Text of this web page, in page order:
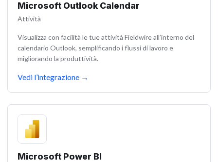
Microsoft Outlook Calendar
Attività
Visualizza con facilità le tue attività Fieldwire all’interno del
calendario Outlook, semplificando i flussi di lavoro e
migliorando la produttività.
Vedi l’integrazione →
Microsoft Power BI